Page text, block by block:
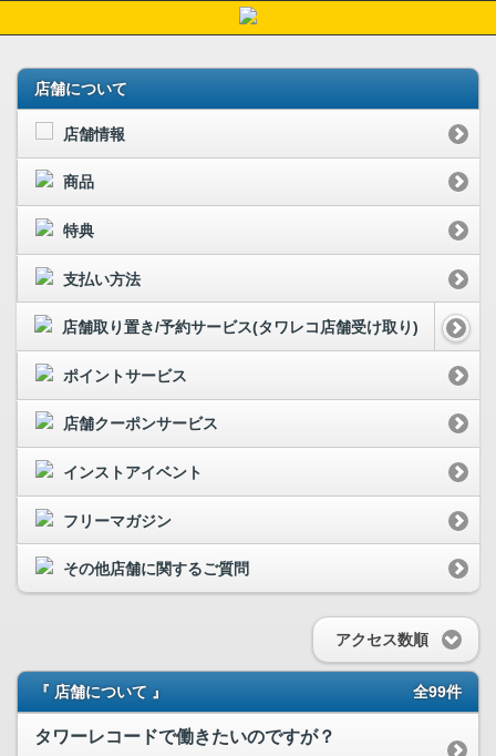
店舗について
店舗情報
商品
特典
支払い方法
店舗取り置き/予約サービス(タワレコ店舗受け取り)
ポイントサービス
店舗クーポンサービス
インストアイベント
フリーマガジン
その他店舗に関するご質問
アクセス数順
『 店舗について 』 全99件
タワーレコードで働きたいのですが？